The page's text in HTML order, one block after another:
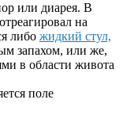
или диарея. В
на
либо жидкий стул,
запахом, или же,
в области живота
поле